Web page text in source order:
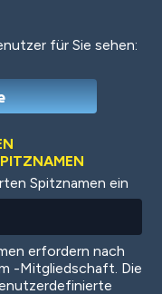
für Sie sehen:
Spitznamen ein
erfordern nach
-Mitgliedschaft. Die